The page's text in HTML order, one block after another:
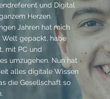
und Digital
Herzen.
Jahren hat mich
gepackt, habe
mit PC und
umzugehen. Nun hat
alles digitale Wissen
die Gesellschaft so